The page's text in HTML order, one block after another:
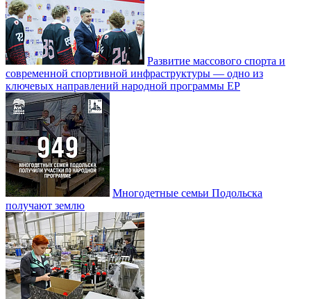
Развитие массового спорта и
современной спортивной инфраструктуры — одно из
ключевых направлений народной программы ЕР
Многодетные семьи Подольска
получают землю